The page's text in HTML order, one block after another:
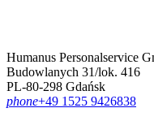
Humanus Personalservice
Budowlanych 31/lok. 416
PL-80-298 Gdańsk
phone‪+49 1525 9426838‬